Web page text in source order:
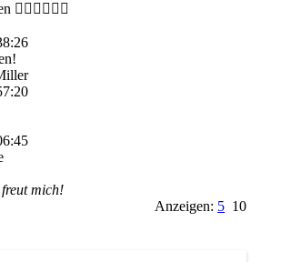
mich!
Anzeigen: 5 10